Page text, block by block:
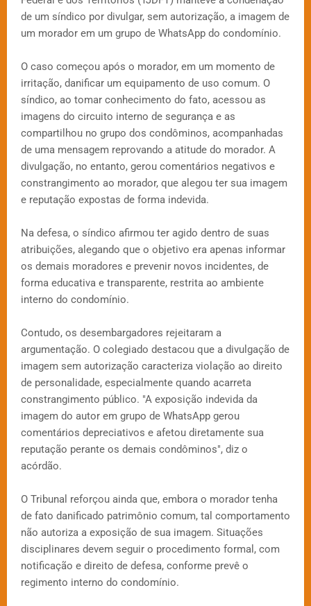
de um síndico por divulgar, sem autorização, a imagem de
um morador em um grupo de WhatsApp do condomínio.
O caso começou após o morador, em um momento de
irritação, danificar um equipamento de uso comum. O
síndico, ao tomar conhecimento do fato, acessou as
imagens do circuito interno de segurança e as
compartilhou no grupo dos condôminos, acompanhadas
de uma mensagem reprovando a atitude do morador. A
divulgação, no entanto, gerou comentários negativos e
constrangimento ao morador, que alegou ter sua imagem
e reputação expostas de forma indevida.
Na defesa, o síndico afirmou ter agido dentro de suas
atribuições, alegando que o objetivo era apenas informar
os demais moradores e prevenir novos incidentes, de
forma educativa e transparente, restrita ao ambiente
interno do condomínio.
Contudo, os desembargadores rejeitaram a
argumentação. O colegiado destacou que a divulgação de
imagem sem autorização caracteriza violação ao direito
de personalidade, especialmente quando acarreta
constrangimento público. "A exposição indevida da
imagem do autor em grupo de WhatsApp gerou
comentários depreciativos e afetou diretamente sua
reputação perante os demais condôminos", diz o
acórdão.
O Tribunal reforçou ainda que, embora o morador tenha
de fato danificado patrimônio comum, tal comportamento
não autoriza a exposição de sua imagem. Situações
disciplinares devem seguir o procedimento formal, com
notificação e direito de defesa, conforme prevê o
regimento interno do condomínio.